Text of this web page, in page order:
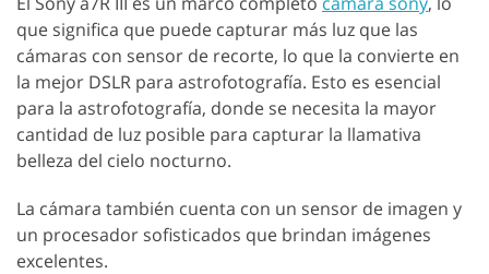
que significa que puede capturar más luz que las
cámaras con sensor de recorte, lo que la convierte en
la mejor DSLR para astrofotografía. Esto es esencial
para la astrofotografía, donde se necesita la mayor
cantidad de luz posible para capturar la llamativa
belleza del cielo nocturno.
La cámara también cuenta con un sensor de imagen y
un procesador sofisticados que brindan imágenes
excelentes.